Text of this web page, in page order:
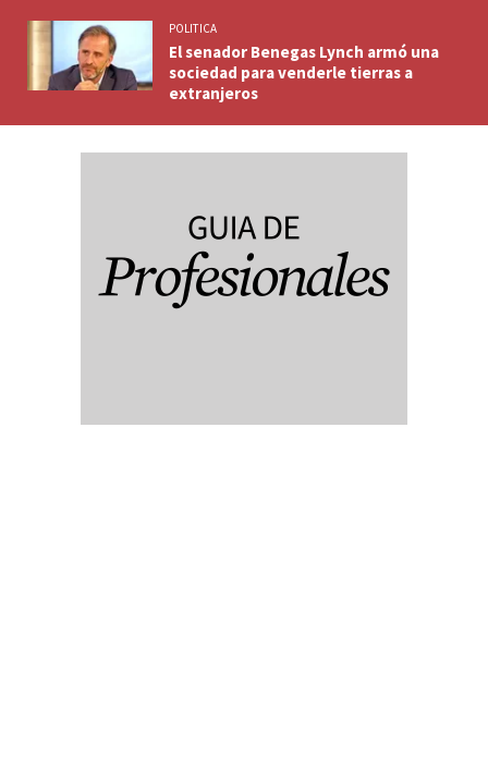
POLITICA
El senador Benegas Lynch armó una
sociedad para venderle tierras a
extranjeros